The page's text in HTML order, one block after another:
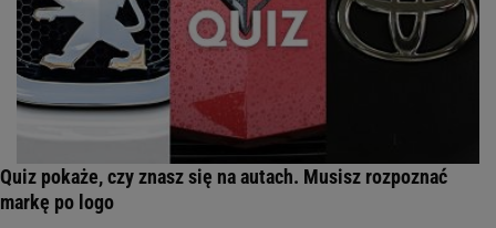
Quiz pokaże, czy znasz się na autach. Musisz rozpoznać
markę po logo